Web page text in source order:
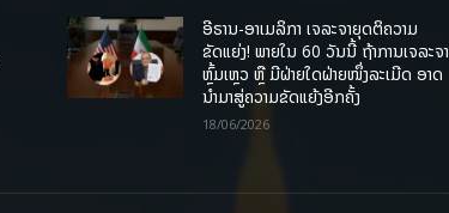
ອີຣານ-ອາເມລິກາ ເຈລະຈາຍຸດຕິຄວາມ
ຂັດແຍ່ງ! ພາຍໃນ 60 ວັນນີ້ ຖ້າການເຈລະຈາ
ຫຼົ້ມເຫຼວ ຫຼື ມີຝ່າຍໃດຝ່າຍໜຶ່ງລະເມີດ ອາດ
ນໍາມາສູ່ຄວາມຂັດແຍ້ງອີກຄັ້ງ
18/06/2026